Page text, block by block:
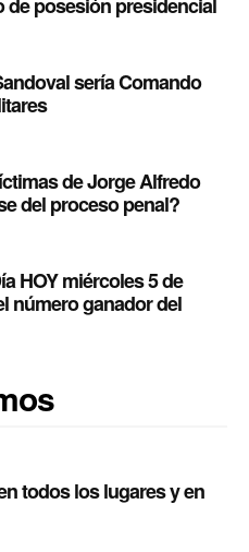
posesión presidencial
sería Comando
de Jorge Alfredo
del proceso penal?
HOY miércoles 5 de
número ganador del
todos los lugares y en